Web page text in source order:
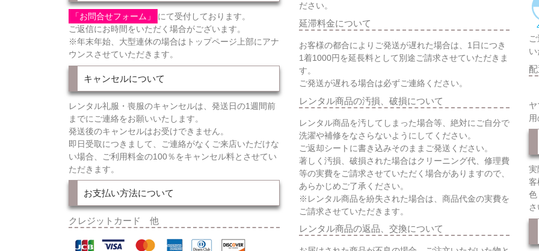
「お問合せフォーム」
にて受付しております。
ご返信にお時間をいただく場合がございます。
※年末年始、大型連休の場合はトップページ上部にアナ
ウンスさせていただきます。
キャンセルについて
レンタル礼服・喪服のキャンセルは、発送日の1週間前
までにご連絡をお願いいたします。
発送後のキャンセルはお受けできません。
即日受取につきまして、ご連絡がなくご来店いただけな
い場合、ご利用料金の100％をキャンセル料とさせてい
ただきます。
お支払い方法について
クレジットカード 他
ださい。
延滞料金について
お客様の都合によりご発送が遅れた場合は、1日につき
1着1000円を延長料として別途ご請求させていただきま
す。
ご発送が遅れる場合は必ずご連絡ください。
レンタル商品の汚損、破損について
レンタル商品を汚してしまった場合等、絶対にご自分で
洗濯や補修をなさらないようにしてください。
ご返却シートに書き込みそのままご発送ください。
著しく汚損、破損された場合はクリーニング代、修理費
等の実費をご請求させていただく場合がありますので、
あらかじめご了承ください。
※レンタル商品を紛失された場合は、商品代金の実費を
ご請求させていただきます。
レンタル商品の返品、交換について
い
用
実
客
色
さ